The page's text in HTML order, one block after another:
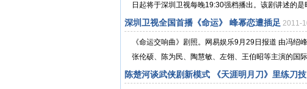
日起将于深圳卫视每晚19:30强档播出。该剧讲述的
深圳卫视全国首播《命运》 峰幂恋遭插足 2011-
《命运交响曲》剧照。网易娱乐9月29日报道 由冯绍
张伦硕、陈为民、陶慧敏、左翎、王伯昭等主演的国
陈楚河谈武侠剧新模式 《天涯明月刀》里练刀技